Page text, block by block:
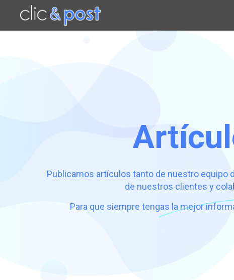
Publicamos artículos tanto de nuestro equipo
de nuestros clientes y
Para que siempre tengas la mejor